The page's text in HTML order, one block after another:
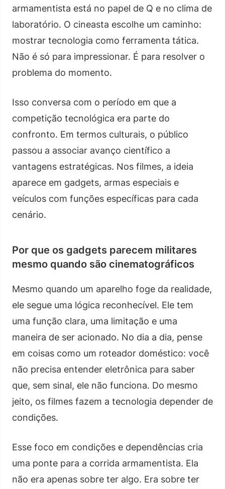
armamentista está no papel de Q e no clima de
laboratório. O cineasta escolhe um caminho:
mostrar tecnologia como ferramenta tática.
Não é só para impressionar. É para resolver o
problema do momento.
Isso conversa com o período em que a
competição tecnológica era parte do
confronto. Em termos culturais, o público
passou a associar avanço científico a
vantagens estratégicas. Nos filmes, a ideia
aparece em gadgets, armas especiais e
veículos com funções específicas para cada
cenário.
Por que os gadgets parecem militares
mesmo quando são cinematográficos
Mesmo quando um aparelho foge da realidade,
ele segue uma lógica reconhecível. Ele tem
uma função clara, uma limitação e uma
maneira de ser acionado. No dia a dia, pense
em coisas como um roteador doméstico: você
não precisa entender eletrônica para saber
que, sem sinal, ele não funciona. Do mesmo
jeito, os filmes fazem a tecnologia depender de
condições.
Esse foco em condições e dependências cria
uma ponte para a corrida armamentista. Ela
não era apenas sobre ter algo. Era sobre ter